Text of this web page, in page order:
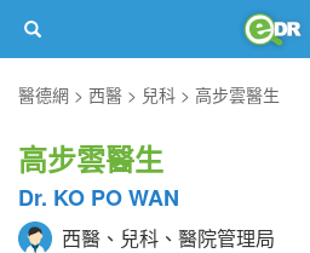
醫德網
西醫 兒科 高步雲醫生
高步雲醫生
Dr. KO PO WAN
西醫、兒科、醫院管理局